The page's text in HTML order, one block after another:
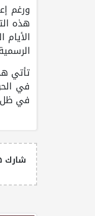
ورغم
هذه
تأتي
في
في ظل
شارك